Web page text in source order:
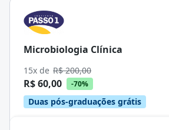
Microbiologia Clínica
15x de R$ 200,00
R$ 60,00 -70%
Duas pós-graduações grátis